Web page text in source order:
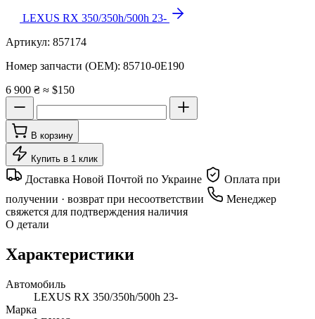
LEXUS RX 350/350h/500h 23-
Артикул: 857174
Номер запчасти (OEM): 85710-0E190
6 900 ₴ ≈ $150
В корзину
Купить в 1 клик
Доставка Новой Почтой по Украине
Оплата при
получении · возврат при несоответствии
Менеджер
свяжется для подтверждения наличия
О детали
Характеристики
Автомобиль
LEXUS RX 350/350h/500h 23-
Марка